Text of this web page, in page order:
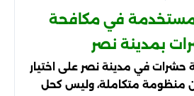
في مكافحة
بمدينة نصر
حشرات في مدينة نصر على اختيار
منظومة متكاملة، وليس كحل